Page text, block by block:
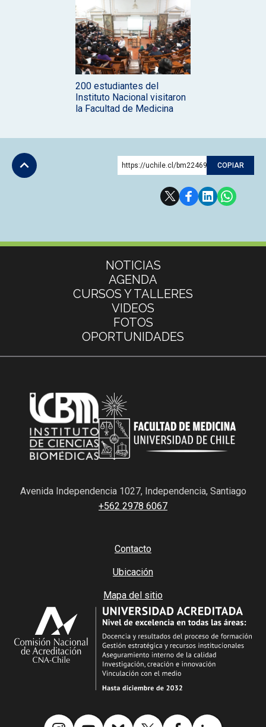
200 estudiantes del
Instituto Nacional visitaron
la Facultad de Medicina
https://uchile.cl/bm224699 COPIAR
NOTICIAS
AGENDA
CURSOS Y TALLERES
VIDEOS
FOTOS
OPORTUNIDADES
Avenida Independencia 1027, Independencia, Santiago
+562 2978 6067
Contacto
Ubicación
Mapa del sitio